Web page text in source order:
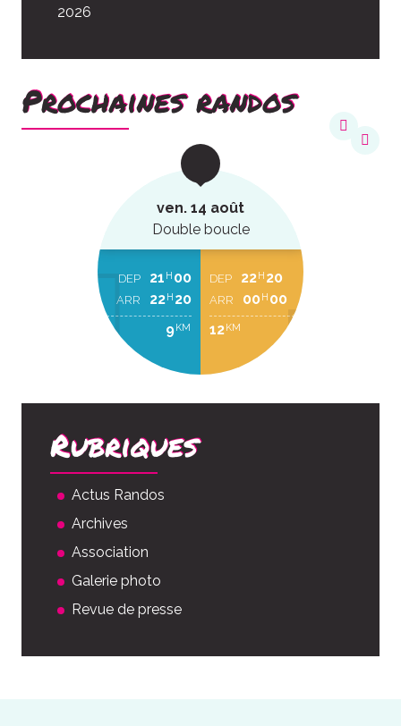
2026
Prochaines randos
ven. 14 août
Double boucle
DEP 21 H 00
ARR 22H 20
9KM
DEP 22H 20
ARR 00H 00
12KM
Rubriques
Actus Randos
Archives
Association
Galerie photo
Revue de presse